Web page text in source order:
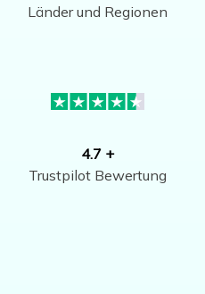
Länder und Regionen
4.7 +
Trustpilot Bewertung